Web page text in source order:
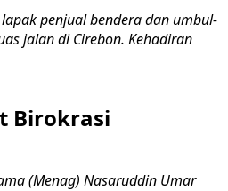
lapak penjual bendera dan umbul-
jalan di Cirebon. Kehadiran
Birokrasi
(Menag) Nasaruddin Umar